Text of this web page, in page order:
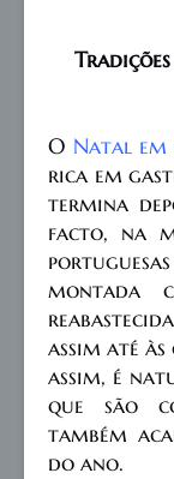
O Natal
rica em
termina
facto, na
montada
assim até
assim, é
que são
também
do ano.